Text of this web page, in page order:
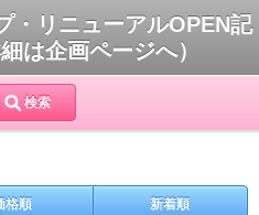
・リニューアルOPEN記
は企画ページへ）
検索
格順 新着順